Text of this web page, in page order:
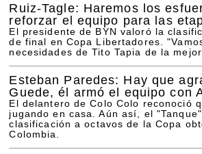
Ruiz-Tagle: Haremos los
reforzar el equipo para las
El presidente de BYN valoró la
de final en Copa Libertadores.
necesidades de Tito Tapia de la
Esteban Paredes: Hay que
Guede, él armó el equipo con
El delantero de Colo Colo reconoció
jugando en casa. Aún así, el
clasificación a octavos de la Copa
Colombia.